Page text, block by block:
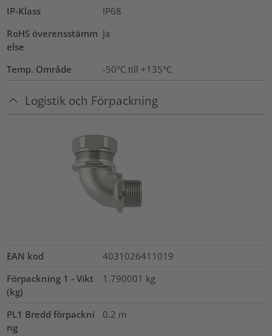
IP-Klass
IP68
RoHS överensstämm
else
Ja
Temp. Område -50°C till +135°C
Logistik och Förpackning
EAN kod
4031026411019
Förpackning 1 - Vikt
(kg)
1.790001 kg
PL1 Bredd förpackni
ng
0.2 m